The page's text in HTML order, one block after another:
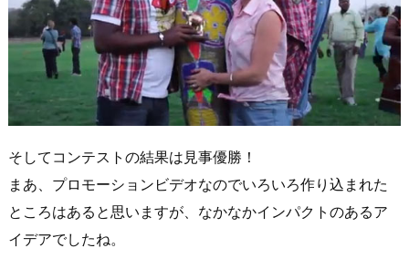
そしてコンテストの結果は見事優勝！
まあ、プロモーションビデオなのでいろいろ作り込まれた
ところはあると思いますが、なかなかインパクトのあるア
イデアでしたね。